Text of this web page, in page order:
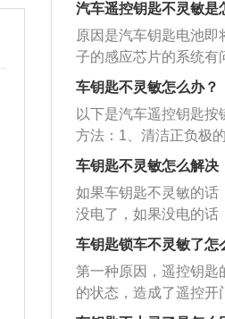
模块无法识别信号，需
构进行维修。4、更换
电池没电，需要及时更
正负极。车钥匙电池正
异物，需要进行清理。
法：取下电池，可以看
中的一边向外挑开，取
到按键在电路板上的底
时能听到清脆声响，这
的声音，车钥匙按键不
片与正负极之间接触不
污、氧化或有异物等现
极的接触点及弹簧片清
技师取下钥匙的后盖，
匙电池的电压。如果电
压，会导致钥匙无法发
钥匙进入系统故障。解
及时更换电池。3、按
修技师打开钥匙后盖，
匙电路板的电阻，分析
常；然后用信号检测仪
发出信号，即可确认故
建议车主去专业的维修
的。在这种情况下，您
行检查和维修。另外，
玻璃贴上防爆太阳能薄
响应，因为该防爆太阳
度上屏蔽了遥控信号。
信号太强的太阳能薄膜
中，由于智能钥匙使用
电波，所以使用时应避
场，如高压线路、输电
信号的地方，并尽量避
此，在磁场干扰的情况
正常工作。
系统的相关介绍：简介
入系统，简称PKE，该
最先进的RFID无线射
车辆身份编码识别系统
化、小功率射频天线的
功的融合了遥控系统和
双重射频系统，双重防
最大限度的提供便利和
理：通过在点火钥匙中
个芯片内都装有固定的
片的ID与发动机的ID相
能启动。如果不一致，
动。
汽车遥控钥匙不灵敏是
原因是汽车钥匙电池即
子的感应芯片的系统有
于汽车无钥匙进入系统
简介：汽车无钥匙进入
E，该产品采用了世界
线射频技术和最先进的
别系统，率先应用小型
天线的开发方案，并成
系统和无钥匙系统，沿
双重防盗保护，为车主
便利和安全。2、工作
钥匙中内装有芯片，每
固定的ID，只有钥匙芯
车钥匙不灵敏怎么办？
以下是汽车遥控钥匙按
方法：1、清洁正负极
片：将遥控钥匙的外壳
的小电路板取下来，将
键上方的帽上两个边上
路板的底座上，用针插
外轻轻的用力再向上方
帽取下；将按键取下，
电路板上的底座及按键
车钥匙不灵敏怎么解决
如果车钥匙不灵敏的话
没电了，如果没电的话
进行更换就好了。如果
就要进行车钥匙的维修
也不是很难，一般就是
己也可以完成的。首先
车钥匙锁车不灵敏了怎
第一种原因，遥控钥匙
的状态，造成了遥控开
感觉遥控钥匙不灵敏。